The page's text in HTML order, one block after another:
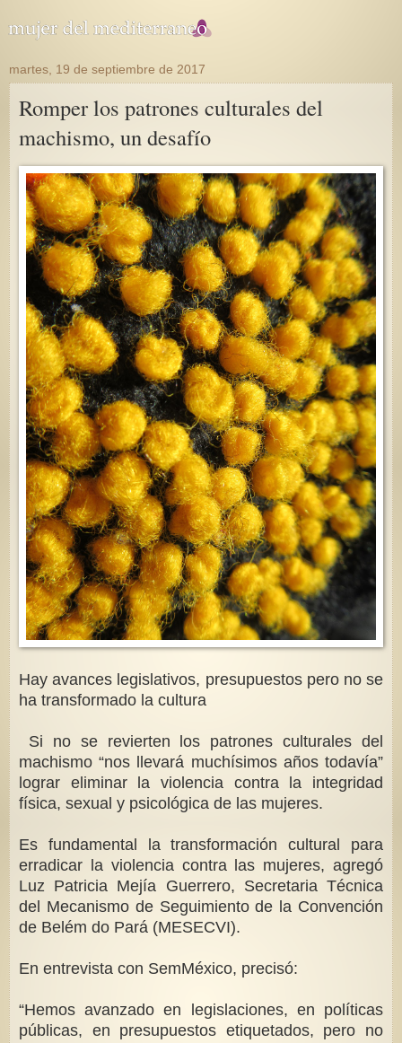
martes, 19 de septiembre de 2017
Romper los patrones culturales del
machismo, un desafío
Hay avances legislativos, presupuestos pero no se
ha transformado la cultura
Si no se revierten los patrones culturales del
machismo “nos llevará muchísimos años todavía”
lograr eliminar la violencia contra la integridad
física, sexual y psicológica de las mujeres.
Es fundamental la transformación cultural para
erradicar la violencia contra las mujeres, agregó
Luz Patricia Mejía Guerrero, Secretaria Técnica
del Mecanismo de Seguimiento de la Convención
de Belém do Pará (MESECVI).
En entrevista con SemMéxico, precisó:
“Hemos avanzado en legislaciones, en políticas
públicas, en presupuestos etiquetados, pero no